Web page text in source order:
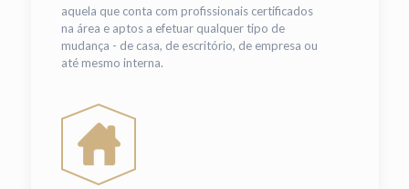
aquela que conta com profissionais certificados
na área e aptos a efetuar qualquer tipo de
mudança - de casa, de escritório, de empresa ou
até mesmo interna.